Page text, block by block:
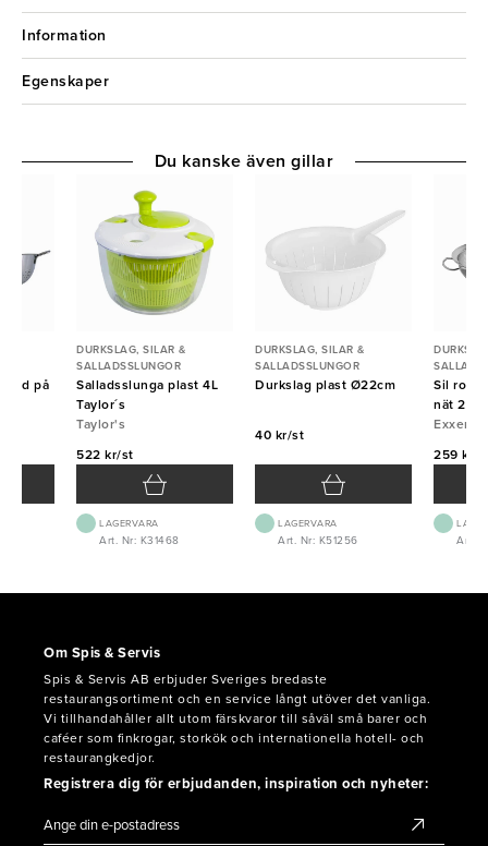
Information
Egenskaper
på
DURKSLAG, SILAR &
SALLADSSLUNGOR
Salladsslunga plast 4L
Taylor´s
Taylor's
522 kr/st
LAGERVARA
Art. Nr: K31468
DURKSLAG, SILAR &
SALLADSSLUNGOR
Durkslag plast Ø22cm
40 kr/st
LAGERVARA
Art. Nr: K51256
Sil
nät
Exxent
259 kr/
Art.
Du kanske även gillar
Om Spis & Servis
Spis & Servis AB erbjuder Sveriges bredaste
restaurangsortiment och en service långt utöver det vanliga.
Vi tillhandahåller allt utom färskvaror till såväl små barer och
caféer som finkrogar, storkök och internationella hotell- och
restaurangkedjor.
Registrera dig för erbjudanden, inspiration och nyheter: